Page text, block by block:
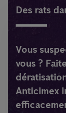
Des rats
Vous
vous ?
Anticimex